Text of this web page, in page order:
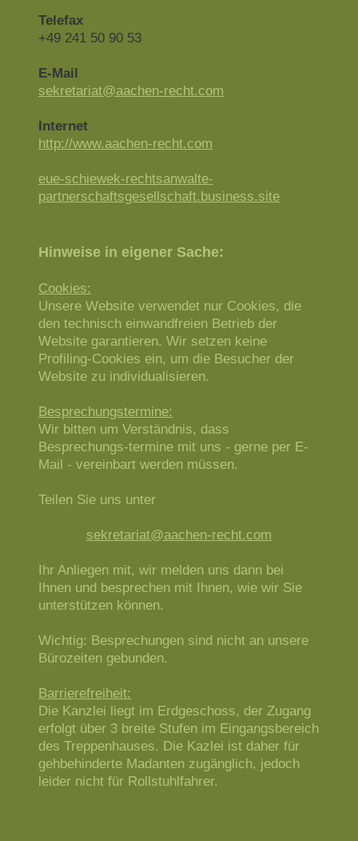
Telefax
+49 241 50 90 53
E-Mail
sekretariat@aachen-recht.com
Internet
http://www.aachen-recht.com
eue-schiewek-rechtsanwalte-
partnerschaftsgesellschaft.business.site
Hinweise in eigener Sache:
Cookies:
Unsere Website verwendet nur Cookies, die
den technisch einwandfreien Betrieb der
Website garantieren. Wir setzen keine
Profiling-Cookies ein, um die Besucher der
Website zu individualisieren.
Besprechungstermine:
Wir bitten um Verständnis, dass
Besprechungs-termine mit uns - gerne per E-
Mail - vereinbart werden müssen.
Teilen Sie uns unter
sekretariat@aachen-recht.com
Ihr Anliegen mit, wir melden uns dann bei
Ihnen und besprechen mit Ihnen, wie wir Sie
unterstützen können.
Wichtig: Besprechungen sind nicht an unsere
Bürozeiten gebunden.
Barrierefreiheit:
Die Kanzlei liegt im Erdgeschoss, der Zugang
erfolgt über 3 breite Stufen im Eingangsbereich
des Treppenhauses. Die Kazlei ist daher für
gehbehinderte Madanten zugänglich, jedoch
leider nicht für Rollstuhlfahrer.